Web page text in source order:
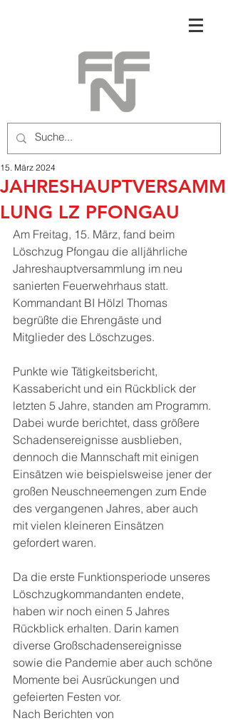
JAHRESHAUPTVERSAMM
LUNG LZ PFONGAU
15. März 2024
Am Freitag, 15. März, fand beim
Löschzug Pfongau die alljährliche
Jahreshauptversammlung im neu
sanierten Feuerwehrhaus statt.
Kommandant BI Hölzl Thomas
begrüßte die Ehrengäste und
Mitglieder des Löschzuges.
Punkte wie Tätigkeitsbericht,
Kassabericht und ein Rückblick der
letzten 5 Jahre, standen am Programm.
Dabei wurde berichtet, dass größere
Schadensereignisse ausblieben,
dennoch die Mannschaft mit einigen
Einsätzen wie beispielsweise jener der
großen Neuschneemengen zum Ende
des vergangenen Jahres, aber auch
mit vielen kleineren Einsätzen
gefordert waren.
Da die erste Funktionsperiode unseres
Löschzugkommandanten endete,
haben wir noch einen 5 Jahres
Rückblick erhalten. Darin kamen
diverse Großschadensereignisse
sowie die Pandemie aber auch schöne
Momente bei Ausrückungen und
gefeierten Festen vor.
Nach Berichten von